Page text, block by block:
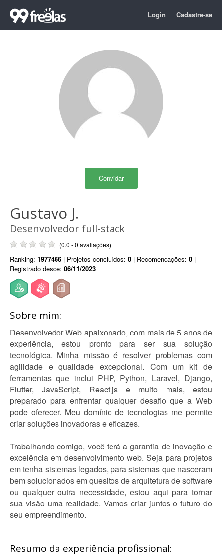
Login Cadastre-se
Convidar
Gustavo J.
Desenvolvedor full-stack
(0.0 - 0 avaliações)
Ranking: 1977466 | Projetos concluídos: 0 | Recomendações: 0 |
Registrado desde: 06/11/2023
Sobre mim:
Desenvolvedor Web apaixonado, com mais de 5 anos de
experiência, estou pronto para ser sua solução
tecnológica. Minha missão é resolver problemas com
agilidade e qualidade excepcional. Com um kit de
ferramentas que inclui PHP, Python, Laravel, Django,
Flutter, JavaScript, React.js e muito mais, estou
preparado para enfrentar qualquer desafio que a Web
pode oferecer. Meu domínio de tecnologias me permite
criar soluções inovadoras e eficazes.
Trabalhando comigo, você terá a garantia de inovação e
excelência em desenvolvimento web. Seja para projetos
em tenha sistemas legados, para sistemas que nasceram
bem solucionados em quesitos de arquitetura de software
ou qualquer outra necessidade, estou aqui para tornar
sua visão uma realidade. Vamos criar juntos o futuro do
seu empreendimento.
Resumo da experiência profissional: